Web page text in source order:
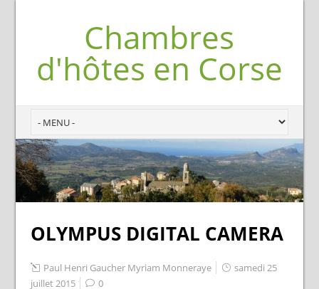
Chambres
d'hôtes en Corse
OLYMPUS DIGITAL CAMERA
Paul Henri Gaucher Myriam Monneraye
samedi 25
juillet 2015
0